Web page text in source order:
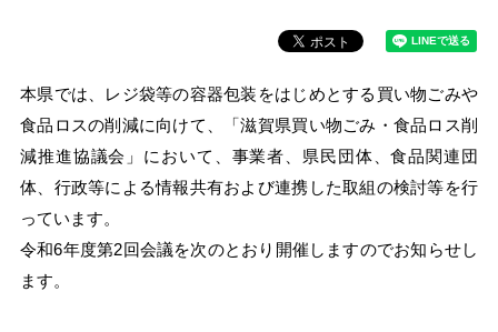
本県では、レジ袋等の容器包装をはじめとする買い物ごみや
食品ロスの削減に向けて、「滋賀県買い物ごみ・食品ロス削
減推進協議会」において、事業者、県民団体、食品関連団
体、行政等による情報共有および連携した取組の検討等を行
っています。
令和6年度第2回会議を次のとおり開催しますのでお知らせし
ます。